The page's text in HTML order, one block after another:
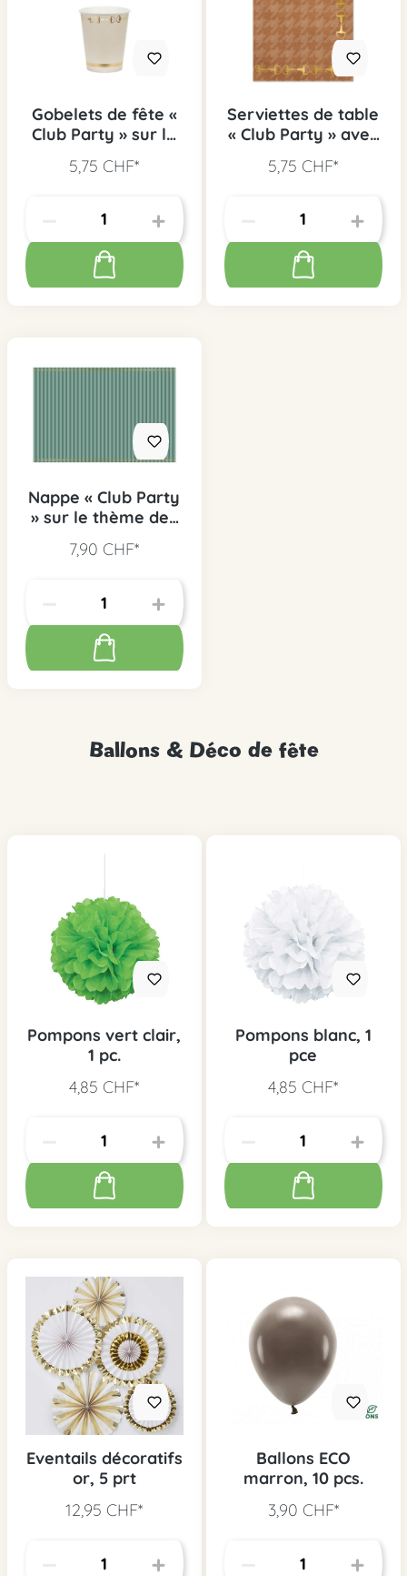
Gobelets de fête «
Club Party » sur le
chevaux, 6 pcs
5,75 CHF*
Serviettes de table
« Club Party » avec
12 pièces
5,75 CHF*
Nappe « Club Party
» sur le thème des
7,90 CHF*
Ballons & Déco de fête
Pompons vert clair,
1 pc.
4,85 CHF*
Pompons blanc, 1
pce
4,85 CHF*
Eventails décoratifs
or, 5 prt
12,95 CHF*
Ballons ECO
marron, 10 pcs.
3,90 CHF*